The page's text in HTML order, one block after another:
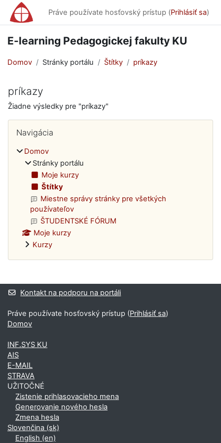
Preskočiť na hlavný obsah
Práve používate hosťovský prístup (Prihlásiť sa)
E-learning Pedagogickej fakulty KU
Domov Stránky portálu Štítky príkazy
príkazy
Žiadne výsledky pre "príkazy"
Bloky
Navigácia
Domov
Stránky portálu
Moje kurzy
Štítky
Miestne správy stránky pre všetkých
používateľov
ŠTUDENTSKÉ FÓRUM
Moje kurzy
Kurzy
Dodatočné bloky
Kontakt na podporu na portáli
Práve používate hosťovský prístup (Prihlásiť sa)
Domov
INF.SYS KU
AIS
E-MAIL
STRAVA
UŽITOČNÉ
Zistenie prihlasovacieho mena
Generovanie nového hesla
Zmena hesla
Slovenčina ‎(sk)‎
English ‎(en)‎